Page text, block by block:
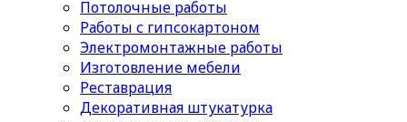
Потолочные работы
Работы с гипсокартоном
Электромонтажные работы
Изготовление мебели
Реставрация
Декоративная штукатурка